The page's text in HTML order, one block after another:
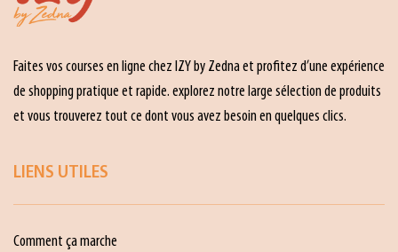
Faites vos courses en ligne chez IZY by Zedna et profitez d’une expérience
de shopping pratique et rapide. explorez notre large sélection de produits
et vous trouverez tout ce dont vous avez besoin en quelques clics.
LIENS UTILES
Comment ça marche